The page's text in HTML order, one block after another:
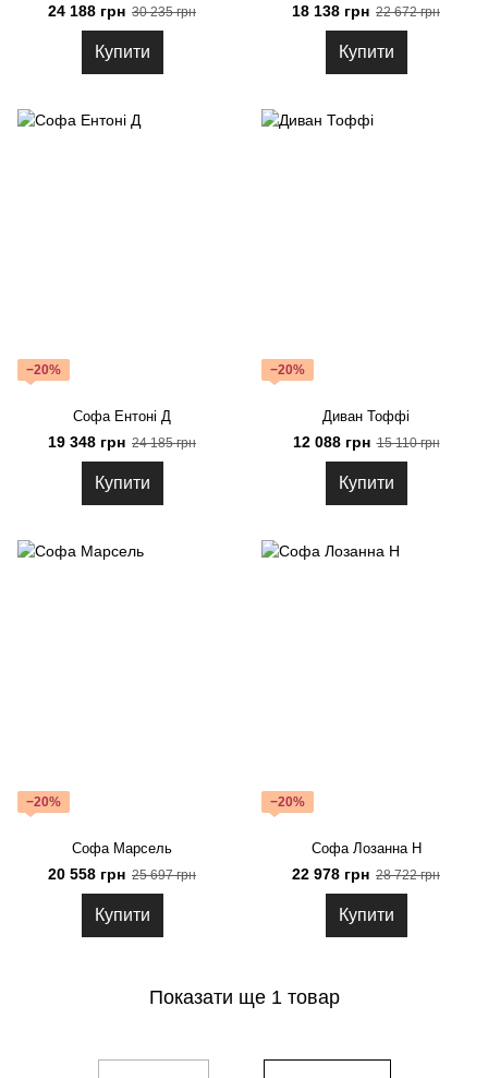
24 188 грн 30 235 грн
Купити
18 138 грн 22 672 грн
Купити
−20%
Софа Ентоні Д
19 348 грн 24 185 грн
Купити
−20%
Диван Тоффі
12 088 грн 15 110 грн
Купити
−20%
Софа Марсель
20 558 грн 25 697 грн
Купити
−20%
Софа Лозанна Н
22 978 грн 28 722 грн
Купити
Показати ще 1 товар